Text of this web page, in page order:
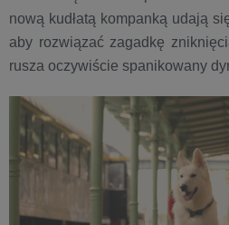
nową kudłatą kompanką udają
aby rozwiązać zagadkę
rusza oczywiście spanikowany